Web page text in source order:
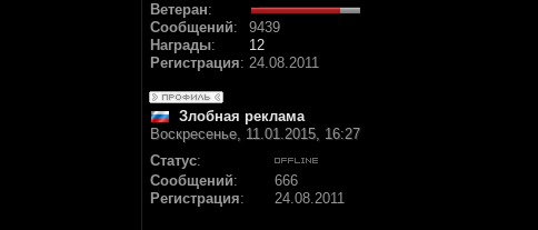
Ветеран:
Сообщений:
9439
Награды:
12
Регистрация: 24.08.2011
Злобная реклама
Воскресенье, 11.01.2015, 16:27
Статус:
Сообщений:
666
Регистрация: 24.08.2011